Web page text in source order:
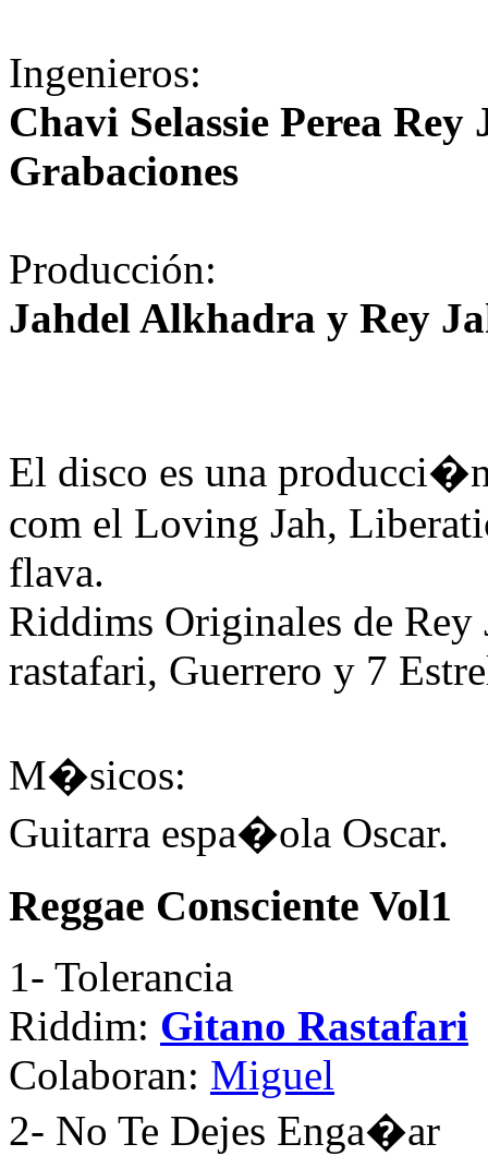
Ingenieros:
Chavi Selassie Perea
Grabaciones
Producción:
Jahdel Alkhadra y Rey
El disco es una
com el Loving Jah,
flava.
Riddims Originales de
rastafari, Guerrero y 7
M�sicos:
Guitarra espa�ola Oscar.
Reggae Consciente Vol1
1- Tolerancia
Riddim: Gitano Rastafari
Colaboran: Miguel
2- No Te Dejes Enga�ar